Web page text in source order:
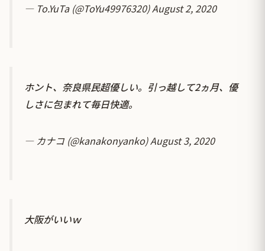
— To.YuTa (@ToYu49976320)August 2, 2020
ホント、奈良県民超優しい。引っ越して2ヵ月、優
しさに包まれて毎日快適。
— カナコ (@kanakonyanko)August 3, 2020
大阪がいいｗ